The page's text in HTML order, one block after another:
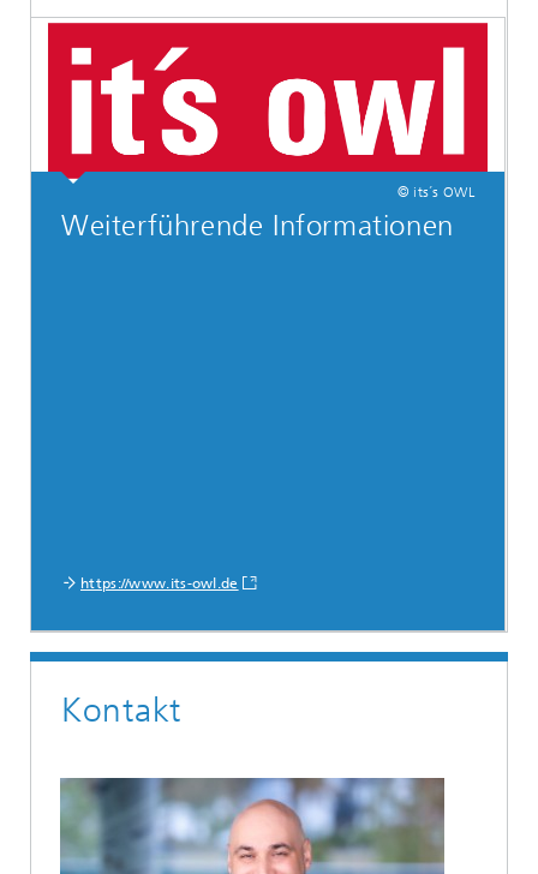
© its´s OWL
Weiterführende Informationen
https://www.its-owl.de
Kontakt